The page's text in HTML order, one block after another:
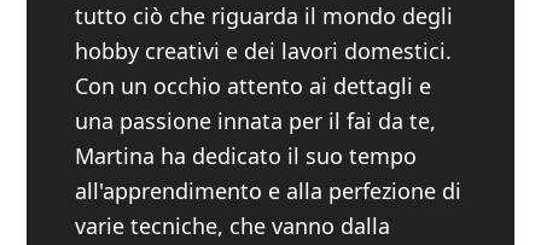
tutto ciò che riguarda il mondo degli
hobby creativi e dei lavori domestici.
Con un occhio attento ai dettagli e
una passione innata per il fai da te,
Martina ha dedicato il suo tempo
all'apprendimento e alla perfezione di
varie tecniche, che vanno dalla